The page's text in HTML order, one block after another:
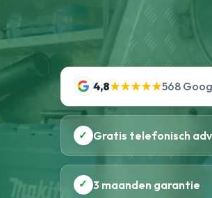
4,8★★★★★568
✓ Gratis telefonisch
✓ 3 maanden garantie